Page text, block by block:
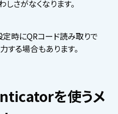
さがなくなります。
時にQRコード読み取りで
する場合もあります。
を使うメ